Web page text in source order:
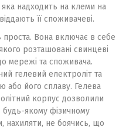
надходить на клеми на
її споживачеві.
проста. Вона включає в себе
розташовані свинцеві
мережі та споживача.
гелевий електроліт та
або його сплаву. Гелева
корпус дозволили
будь-якому фізичному
нахиляти, не боячись, що